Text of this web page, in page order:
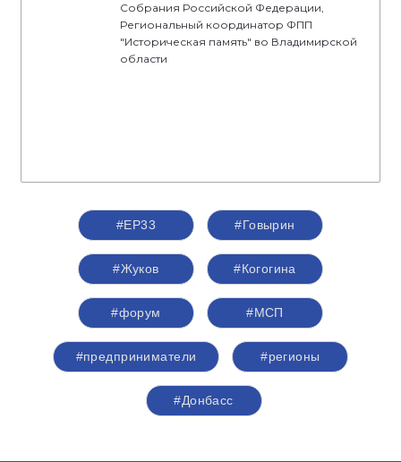
Собрания Российской Федерации,
Региональный координатор ФПП
"Историческая память" во Владимирской
области
#ЕР33 #Говырин
#Жуков #Когогина
#форум #МСП
#предприниматели #регионы
#Донбасс